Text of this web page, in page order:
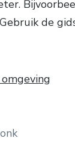
de